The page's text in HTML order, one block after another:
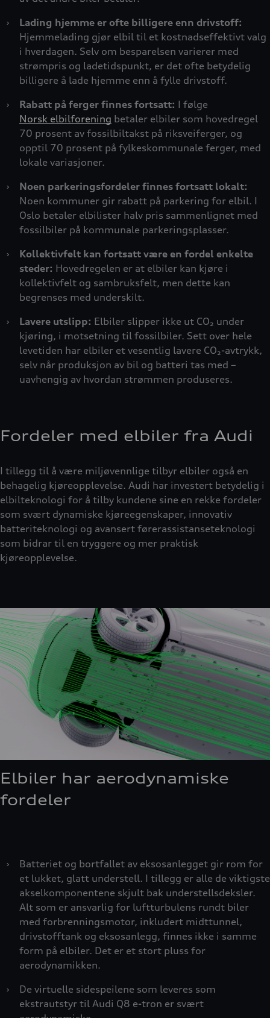
›
Lading hjemme er ofte billigere enn drivstoff:
Hjemmelading gjør elbil til et kostnadseffektivt valg
i hverdagen. Selv om besparelsen varierer med
strømpris og ladetidspunkt, er det ofte betydelig
billigere å lade hjemme enn å fylle drivstoff.
›
Rabatt på ferger finnes fortsatt: I følge
Norsk elbilforening betaler elbiler som hovedregel
70 prosent av fossilbiltakst på riksveiferger, og
opptil 70 prosent på fylkeskommunale ferger, med
lokale variasjoner.
›
Noen parkeringsfordeler finnes fortsatt lokalt:
Noen kommuner gir rabatt på parkering for elbil. I
Oslo betaler elbilister halv pris sammenlignet med
fossilbiler på kommunale parkeringsplasser.
›
Kollektivfelt kan fortsatt være en fordel enkelte
steder: Hovedregelen er at elbiler kan kjøre i
kollektivfelt og sambruksfelt, men dette kan
begrenses med underskilt.
›
Lavere utslipp: Elbiler slipper ikke ut CO₂ under
kjøring, i motsetning til fossilbiler. Sett over hele
levetiden har elbiler et vesentlig lavere CO₂-avtrykk,
selv når produksjon av bil og batteri tas med –
uavhengig av hvordan strømmen produseres.
Fordeler med elbiler fra Audi
I tillegg til å være miljøvennlige tilbyr elbiler også en
behagelig kjøreopplevelse. Audi har investert betydelig i
elbilteknologi for å tilby kundene sine en rekke fordeler
som svært dynamiske kjøreegenskaper, innovativ
batteriteknologi og avansert førerassistanseteknologi
som bidrar til en tryggere og mer praktisk
kjøreopplevelse.
Elbiler har aerodynamiske
fordeler
›
Batteriet og bortfallet av eksosanlegget gir rom for
et lukket, glatt understell. I tillegg er alle de viktigste
akselkomponentene skjult bak understellsdeksler.
Alt som er ansvarlig for luftturbulens rundt biler
med forbrenningsmotor, inkludert midttunnel,
drivstofftank og eksosanlegg, finnes ikke i samme
form på elbiler. Det er et stort pluss for
aerodynamikken.
›
De virtuelle sidespeilene som leveres som
ekstrautstyr til Audi Q8 e-tron er svært